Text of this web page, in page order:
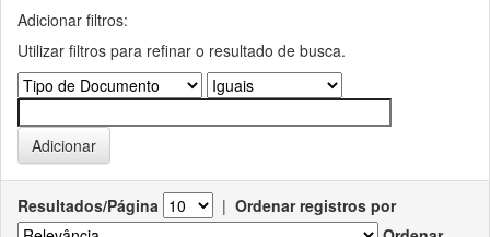
Adicionar filtros:
Utilizar filtros para refinar o resultado de busca.
Resultados/Página | Ordenar registros por